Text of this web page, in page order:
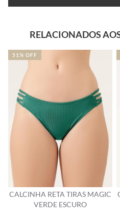
RELACIONADOS
CALCINHA RETA TIRAS MAGIC
VERDE ESCURO
51% OFF